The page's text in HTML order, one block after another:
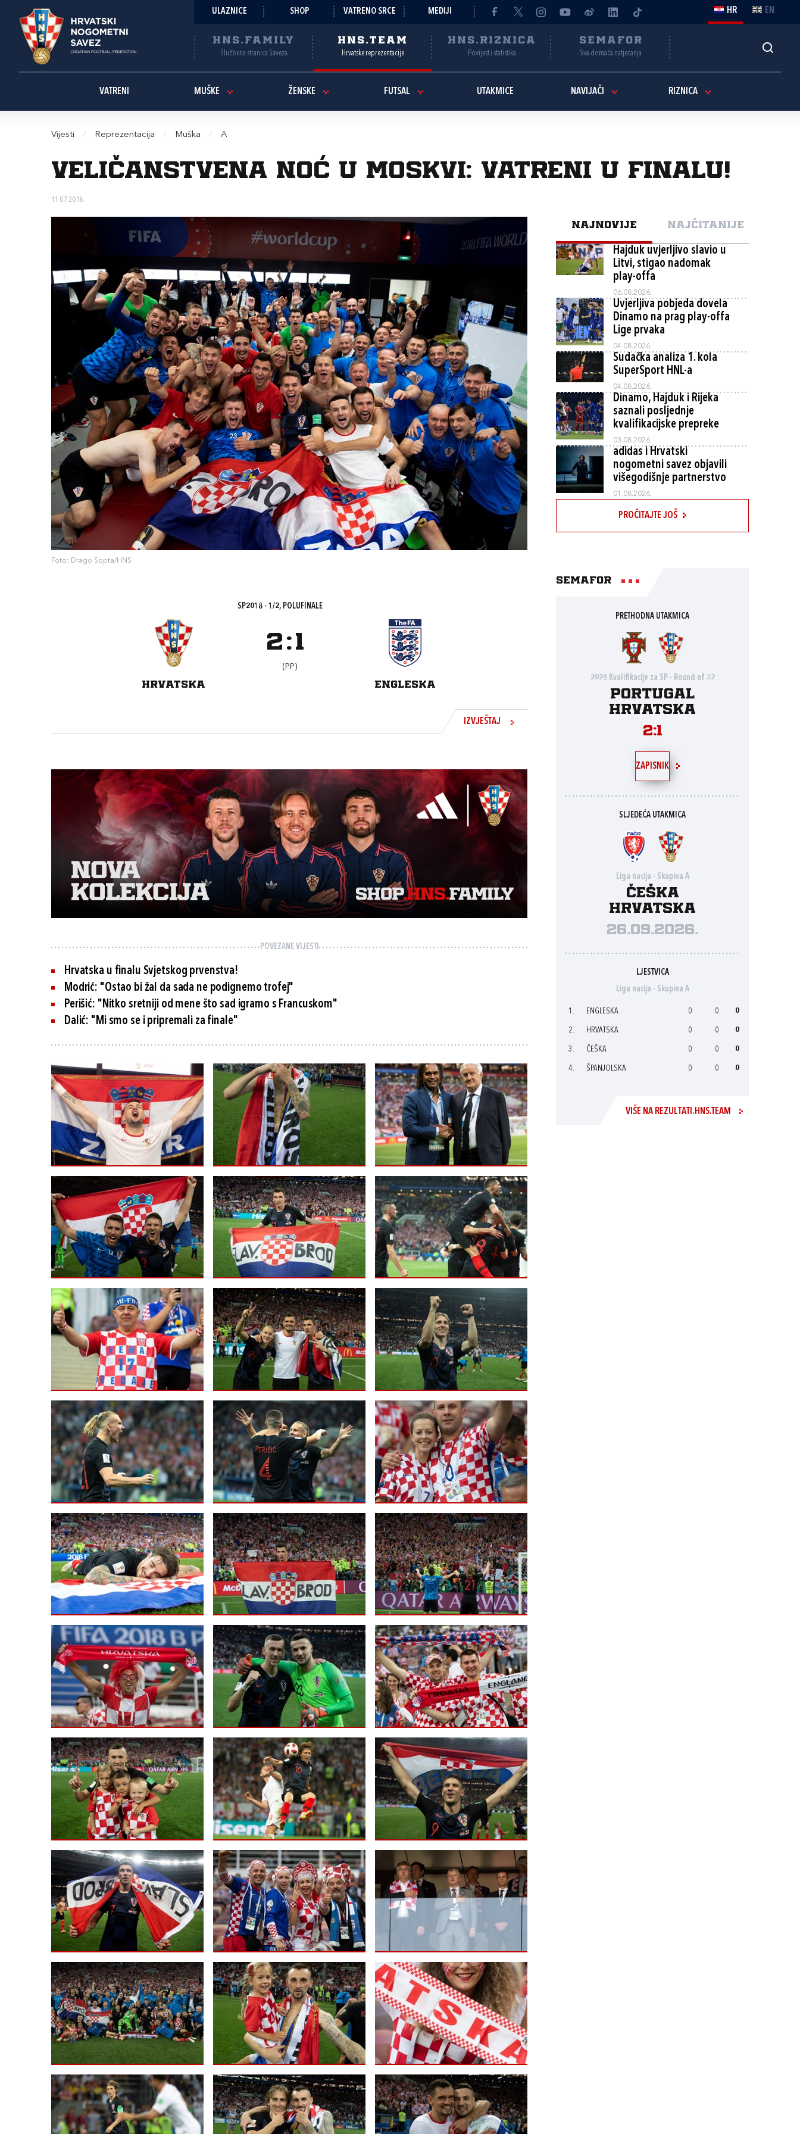
ULAZNICE SHOP VATRENO SRCE MEDIJI HR EN
HNS.FAMILY
Službena stranica Saveza
HNS.TEAM
Hrvatske reprezentacije
HNS.RIZNICA
Povijest i statistika
SEMAFOR
Sva domaća natjecanja
VATRENI MUŠKE ŽENSKE FUTSAL UTAKMICE NAVIJAČI RIZNICA
Vijesti / Reprezentacija / Muška / A
Veličanstvena noć u Moskvi: Vatreni u finalu!
11.07.2018.
Foto: Drago Sopta/HNS
SP2018 - 1/2, POLUFINALE
HRVATSKA
2 :1
(PP)
ENGLESKA
IZVJEŠTAJ
POVEZANE VIJESTI
Hrvatska u finalu Svjetskog prvenstva!
Modrić: "Ostao bi žal da sada ne podignemo trofej"
Perišić: "Nitko sretniji od mene što sad igramo s Francuskom"
Dalić: "Mi smo se i pripremali za finale"
NAJNOVIJE NAJČITANIJE
Hajduk uvjerljivo slavio u
Litvi, stigao nadomak
play-offa
06.08.2026.
Uvjerljiva pobjeda dovela
Dinamo na prag play-offa
Lige prvaka
04.08.2026.
Sudačka analiza 1. kola
SuperSport HNL-a
04.08.2026.
Dinamo, Hajduk i Rijeka
saznali posljednje
kvalifikacijske prepreke
03.08.2026.
adidas i Hrvatski
nogometni savez objavili
višegodišnje partnerstvo
01.08.2026.
PROČITAJTE JOŠ
Semafor
PRETHODNA UTAKMICA
2026 Kvalifikacije za SP - Round of 32
Portugal
Hrvatska
2:1
ZAPISNIK
SLJEDEĆA UTAKMICA
Liga nacija - Skupina A
Češka
Hrvatska
26.09.2026.
LJESTVICA
Liga nacija - Skupina A
1. ENGLESKA 0 0 0
2. HRVATSKA 0 0 0
3. ČEŠKA 0 0 0
4. ŠPANJOLSKA 0 0 0
VIŠE NA REZULTATI.HNS.TEAM